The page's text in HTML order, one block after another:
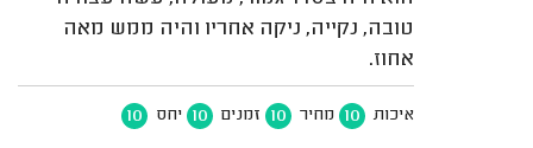
טובה, נקייה, ניקה אחריו והיה ממש מאה
אחוז.
איכות 10 מחיר 10 זמנים 10 יחס 10